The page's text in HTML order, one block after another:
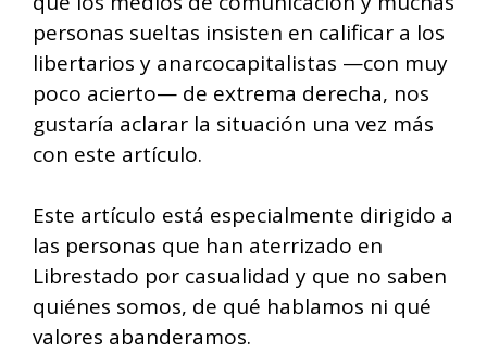
personas sueltas insisten en calificar a los
libertarios y anarcocapitalistas —con muy
poco acierto— de extrema derecha, nos
gustaría aclarar la situación una vez más
con este artículo.
Este artículo está especialmente dirigido a
las personas que han aterrizado en
Librestado por casualidad y que no saben
quiénes somos, de qué hablamos ni qué
valores abanderamos.